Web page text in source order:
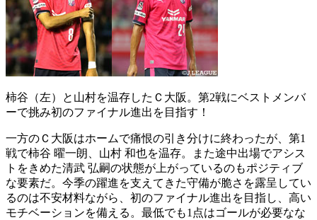
柿谷（左）と山村を温存したＣ大阪。第2戦にベストメンバ
ーで挑み初のファイナル進出を目指す！
一方のＣ大阪はホームで痛恨の引き分けに終わったが、第1
戦で柿谷 曜一朗、山村 和也を温存。また途中出場でアシス
トをきめた清武 弘嗣の状態が上がっているのもポジティブ
な要素だ。今季の躍進を支えてきた守備が脆さを露呈してい
るのは不安材料ながら、初のファイナル進出を目指し、高い
モチベーションを備える。最低でも1点はゴールが必要なな